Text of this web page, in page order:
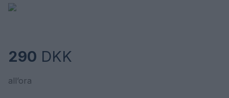
290 DKK
all’ora